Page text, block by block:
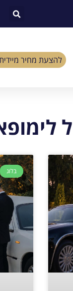
להצעת מחיר
בלוג